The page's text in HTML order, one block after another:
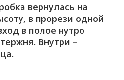
вернулась на
в прорези одной
в полое нутро
Внутри –